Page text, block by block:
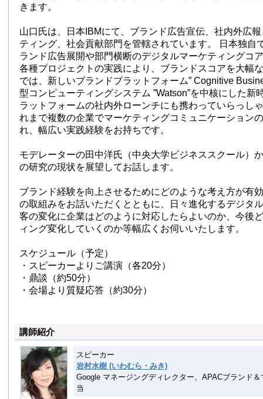
きます。
山口氏は、日本IBMにて、ブランド広告宣伝、社内外広
ティング、社会貢献部門を管轄されています。 日本独自
ランド広告展開や部門横断のデジタルマーケティングコ
各種プロジェクトの実践により、ブランドスコアを大幅
では、新しいブランドプラットフォーム” Cognitive
型コンピューティングシステム ”Watson”を中核にした新
ラットフォームの社内外ローンチにも携わっていらっし
れまで複数の企業でマーケティングコミュニケーション
れ、幅広い実践経験をお持ちです。
モデレーターの田中洋氏（中央大学ビジネススクール）
の研究の現状を展望してお話します。
ブランド経験を向上させるためにどのような考え方が有
の取組みをお話いただくとともに、日々進化するデジタ
客の変化に企業はどのように対応したらよいのか、今後
ィング変化していくのか等幅広くお伺いいたします。
スケジュール（予定）
・スピーカーよりご講演（各20分）
・鼎談（約50分）
・会場より質疑応答（約30分）
講師紹介
スピーカー
岩村水樹 (いわむら・みき)
Google マネージングディレクター、APACブランド
当